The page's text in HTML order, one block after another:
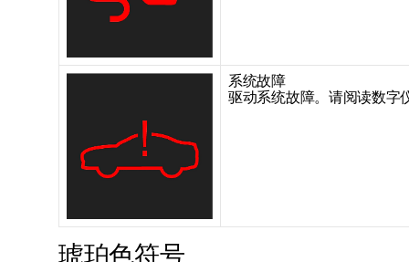
系统故障
驱动系统故障。请阅读数字